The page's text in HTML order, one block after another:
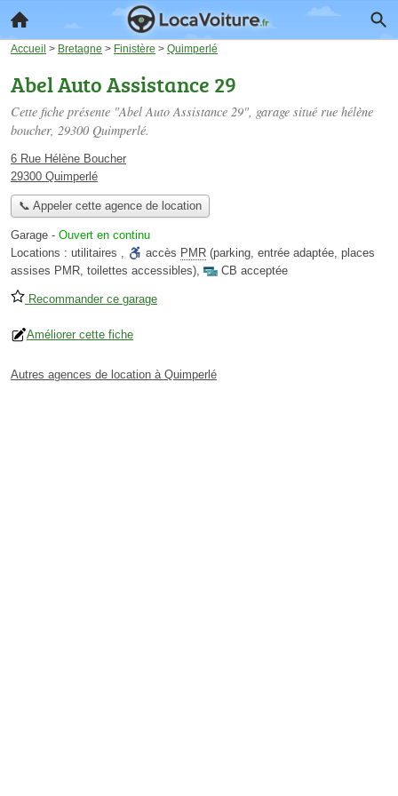
Accueil > Bretagne > Finistère > Quimperlé
Abel Auto Assistance 29
Cette fiche présente "Abel Auto Assistance 29", garage situé rue hélène
boucher, 29300 Quimperlé.
6 Rue Hélène Boucher
29300 Quimperlé
📞 Appeler cette agence de location
Garage - Ouvert en continu
Locations : utilitaires , accès PMR (parking, entrée adaptée, places
assises PMR, toilettes accessibles), CB acceptée
Recommander ce garage
Améliorer cette fiche
Autres agences de location à Quimperlé